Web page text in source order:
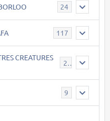
24
117
CREATURES
26
9